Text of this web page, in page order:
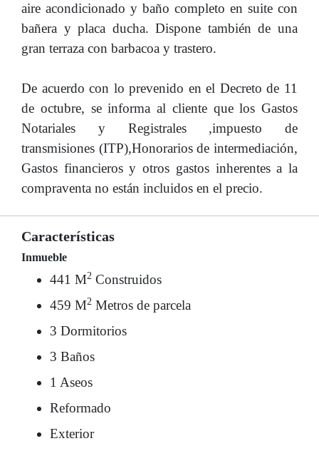
aire acondicionado y baño completo en suite con
bañera y placa ducha. Dispone también de una
gran terraza con barbacoa y trastero.
De acuerdo con lo prevenido en el Decreto de 11
de octubre, se informa al cliente que los Gastos
Notariales y Registrales ,impuesto de
transmisiones (ITP),Honorarios de intermediación,
Gastos financieros y otros gastos inherentes a la
compraventa no están incluidos en el precio.
Características
Inmueble
441 M2 Construidos
459 M2 Metros de parcela
3 Dormitorios
3 Baños
1 Aseos
Reformado
Exterior